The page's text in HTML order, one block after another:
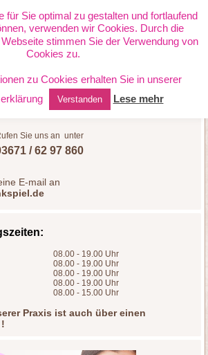
JANETTE
RICHTER
Sie uns an unter
/ 62 97 860
E-mail an
08.00 - 19.00 Uhr
08.00 - 19.00 Uhr
08.00 - 19.00 Uhr
08.00 - 19.00 Uhr
08.00 - 15.00 Uhr
Praxis ist auch über einen
für Sie optimal zu gestalten und fortlaufend
verwenden wir Cookies. Durch die
stimmen Sie der Verwendung von
Cookies zu.
zu Cookies erhalten Sie in unserer
Verstanden Lese mehr